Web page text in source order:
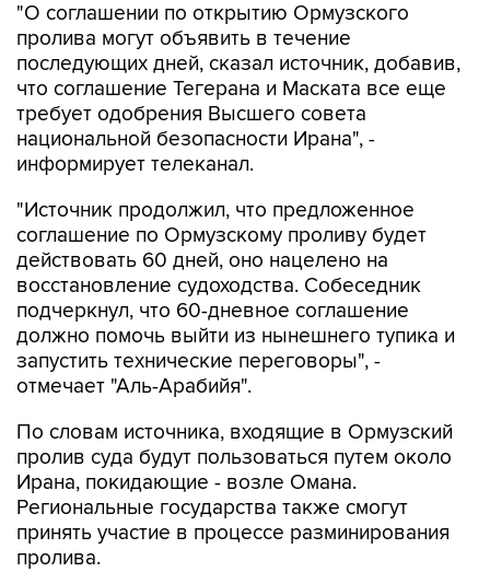
"О соглашении по открытию Ормузского
пролива могут объявить в течение
последующих дней, сказал источник, добавив,
что соглашение Тегерана и Маската все еще
требует одобрения Высшего совета
национальной безопасности Ирана", -
информирует телеканал.
"Источник продолжил, что предложенное
соглашение по Ормузскому проливу будет
действовать 60 дней, оно нацелено на
восстановление судоходства. Собеседник
подчеркнул, что 60-дневное соглашение
должно помочь выйти из нынешнего тупика и
запустить технические переговоры", -
отмечает "Аль-Арабийя".
По словам источника, входящие в Ормузский
пролив суда будут пользоваться путем около
Ирана, покидающие - возле Омана.
Региональные государства также смогут
принять участие в процессе разминирования
пролива.